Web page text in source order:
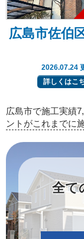
広島市佐伯
2026.07.24
詳しくはこ
広島市で施工実績
ントがこれまでに
全て